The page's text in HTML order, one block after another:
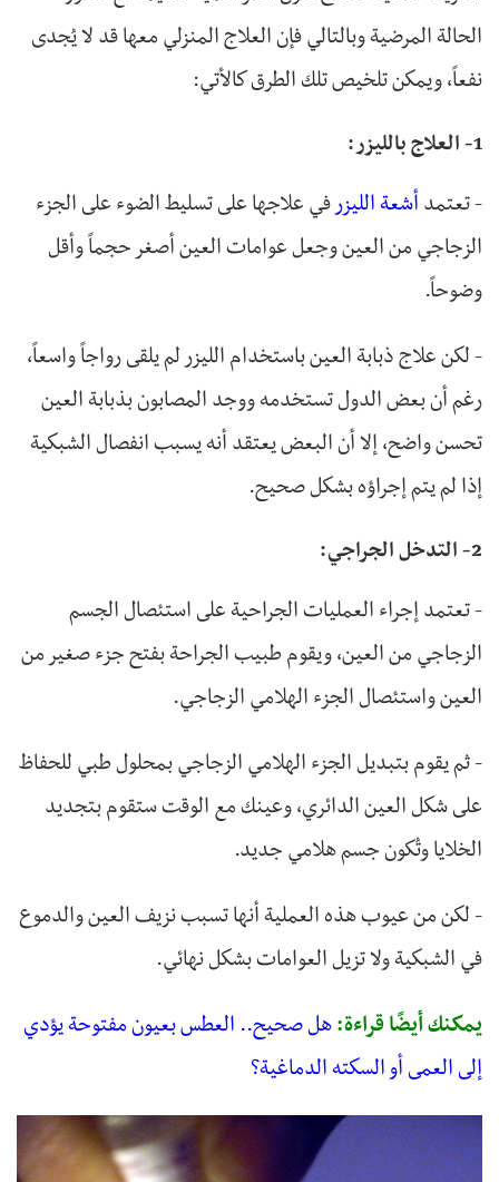
الحالة المرضية وبالتالي فإن العلاج المنزلي معها قد لا يُجدى
نفعاً، ويمكن تلخيص تلك الطرق كالأتي:
1- العلاج بالليزر:
- تعتمد أشعة الليزرفي علاجها على تسليط الضوء على الجزء
الزجاجي من العين وجعل عوامات العين أصغر حجماً وأقل
وضوحاً.
- لكن علاج ذبابة العين باستخدام الليزر لم يلقى رواجاً واسعاً،
رغم أن بعض الدول تستخدمه ووجد المصابون بذبابة العين
تحسن واضح، إلا أن البعض يعتقد أنه يسبب انفصال الشبكية
إذا لم يتم إجراؤه بشكل صحيح.
2- التدخل الجراجي:
- تعتمد إجراء العمليات الجراحية على استئصال الجسم
الزجاجي من العين، ويقوم طبيب الجراحة بفتح جزء صغير من
العين واستئصال الجزء الهلامي الزجاجي.
- ثم يقوم بتبديل الجزء الهلامي الزجاجي بمحلول طبي للحفاظ
على شكل العين الدائري، وعينك مع الوقت ستقوم بتجديد
الخلايا وتُكون جسم هلامي جديد.
- لكن من عيوب هذه العملية أنها تسبب نزيف العين والدموع
في الشبكية ولا تزيل العوامات بشكل نهائي.
يمكنك أيضًا قراءة: هل صحيح.. العطس بعيون مفتوحة يؤدي
إلى العمى أو السكته الدماغية؟